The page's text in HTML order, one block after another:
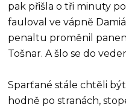
pak přišla o tři minuty
fauloval ve vápně
penaltu proměnil
Tošnar. A šlo se do
Sparťané stále chtěli
hodně po stranách,